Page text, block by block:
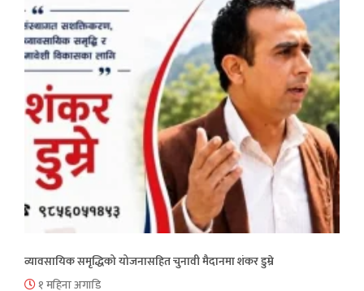
व्यावसायिक समृद्धिको योजनासहित चुनावी मैदानमा शंकर डुम्रे
१ महिना अगाडि